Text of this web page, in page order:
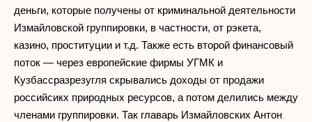
деньги, которые получены от криминальной деятельности
Измайловской группировки, в частности, от рэкета,
казино, проституции и т.д. Также есть второй финансовый
поток — через европейские фирмы УГМК и
Кузбассразрезугля скрывались доходы от продажи
российсикх природных ресурсов, а потом делились между
членами группировки. Так главарь Измайловских Антон